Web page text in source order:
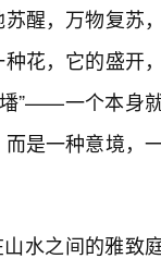
醒，万物复苏，
花，它的盛开，
墦”——一个本身
是一种意境，
水之间的雅致